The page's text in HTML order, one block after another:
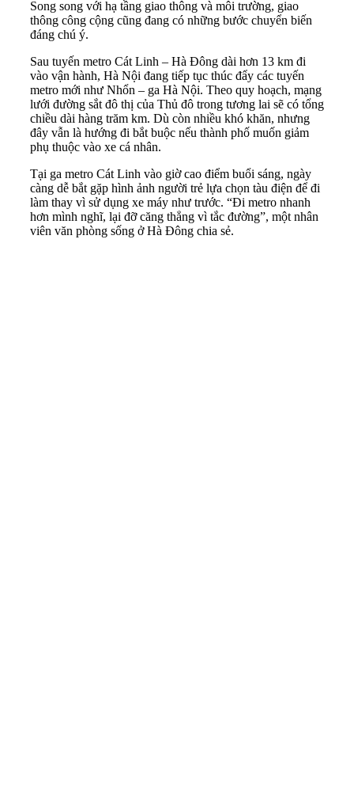
Song song với hạ tầng giao thông và môi trường, giao
thông công cộng cũng đang có những bước chuyển biến
đáng chú ý.
Sau tuyến metro Cát Linh – Hà Đông dài hơn 13 km đi
vào vận hành, Hà Nội đang tiếp tục thúc đẩy các tuyến
metro mới như Nhổn – ga Hà Nội. Theo quy hoạch, mạng
lưới đường sắt đô thị của Thủ đô trong tương lai sẽ có tổng
chiều dài hàng trăm km. Dù còn nhiều khó khăn, nhưng
đây vẫn là hướng đi bắt buộc nếu thành phố muốn giảm
phụ thuộc vào xe cá nhân.
Tại ga metro Cát Linh vào giờ cao điểm buổi sáng, ngày
càng dễ bắt gặp hình ảnh người trẻ lựa chọn tàu điện để đi
làm thay vì sử dụng xe máy như trước. “Đi metro nhanh
hơn mình nghĩ, lại đỡ căng thẳng vì tắc đường”, một nhân
viên văn phòng sống ở Hà Đông chia sẻ.